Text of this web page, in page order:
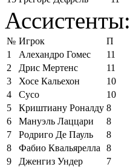
Ассистенты:
№ Игрок
П
1
Алехандро Гомес
11
2
Дрис Мертенс
11
3
Хосе Кальехон
10
4
Сусо
10
5
Криштиану Роналду 8
6
Мануэль Лаццари
8
7
Родриго Де Пауль
8
8
Фабио Квальярелла
8
9
Дженгиз Ундер
7